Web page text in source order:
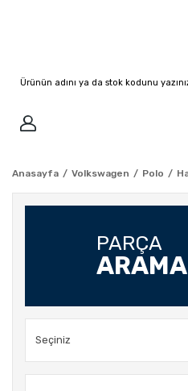
Anasayfa Volkswagen Polo
PARÇA
ARAMA